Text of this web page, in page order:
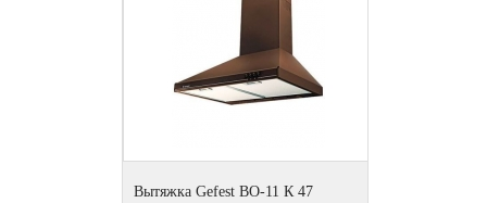
Вытяжка Gefest ВО-11 К 47